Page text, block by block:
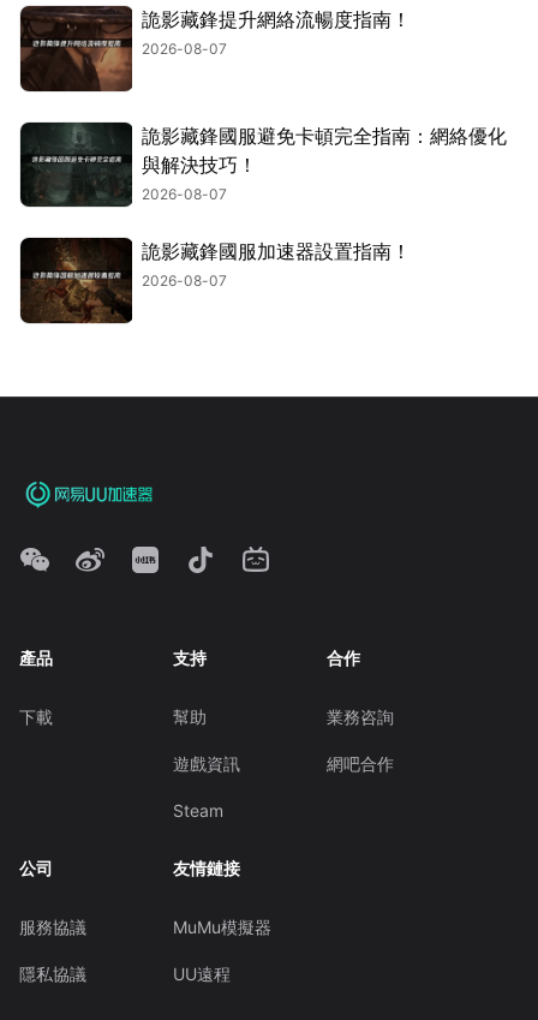
詭影藏鋒提升網絡流暢度指南！
2026-08-07
詭影藏鋒國服避免卡頓完全指南：網絡優化
與解決技巧！
2026-08-07
詭影藏鋒國服加速器設置指南！
2026-08-07
產品
下載
支持
幫助
遊戲資訊
Steam
合作
業務咨詢
網吧合作
公司
服務協議
隱私協議
友情鏈接
MuMu模擬器
UU遠程